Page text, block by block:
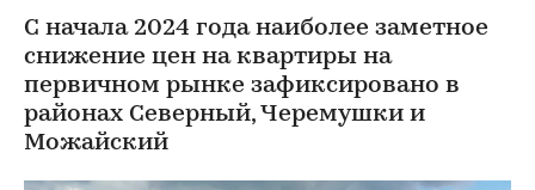
С начала 2024 года наиболее заметное
снижение цен на квартиры на
первичном рынке зафиксировано в
районах Северный, Черемушки и
Можайский